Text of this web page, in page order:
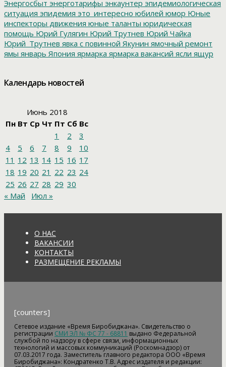
Энергосбыт энерготарифы энкаунтер эпидемиологическая
ситуация эпидемия это_интересно юбилей юмор Юные
инспекторы движения юные таланты юридическая
помощь Юрий Гулягин Юрий Трутнев Юрий Чайка
Юрий_Трутнев явка с повинной Якунин ямочный ремонт
ямы январь Япония ярмарка ярмарка вакансий ясли ящур
Календарь новостей
Июнь 2018
Пн Вт Ср Чт Пт Сб Вс
1
2
3
4
5 6 7 8 9
10
11 12 13 14 15 16 17
18 19 20 21 22 23 24
25 26 27 28 29 30
« Май
Июл »
О НАС
ВАКАНСИИ
КОНТАКТЫ
РАЗМЕЩЕНИЕ РЕКЛАМЫ
[counters]
Сетевое издание «Время Биробиджана». Свидетельство о
регистрации СМИ ЭЛ № ФС 77 - 68811 выдано Федеральной
службой по надзору в сфере связи, информационных
технологий и массовых коммуникаций (Роскомнадзор) от
07.03.2017 года. Заместитель главного редактора ООО «Время
Биробиджана»: Кондратенко Т.В. Адрес издателя и редакции: